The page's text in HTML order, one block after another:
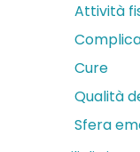
Attività
Cure
Qualità
Sfera